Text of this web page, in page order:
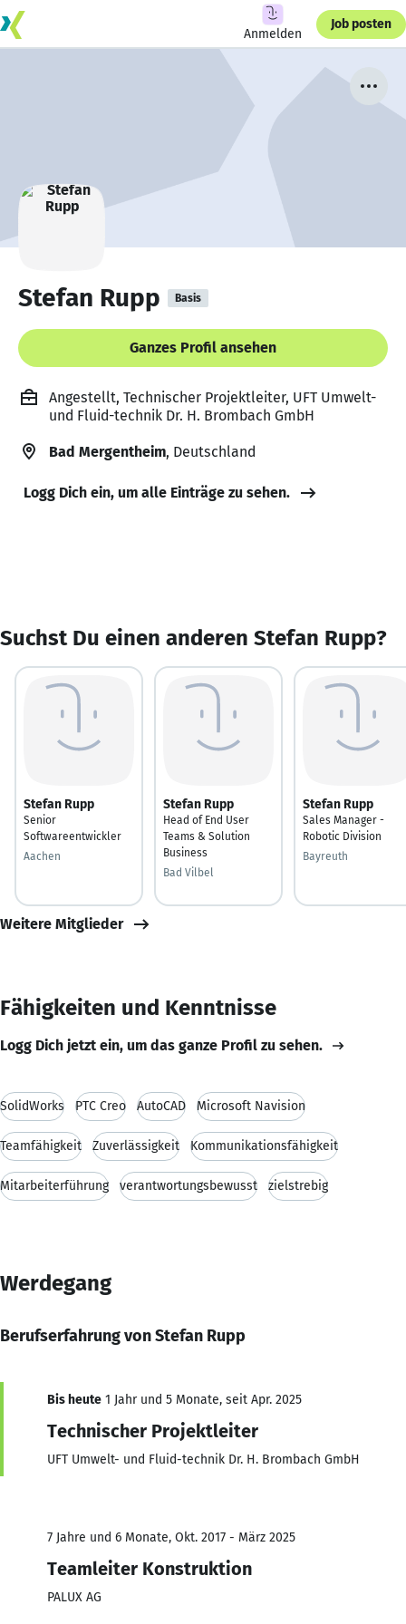
Anmelden
Job posten
Stefan Rupp Basis
Ganzes Profil ansehen
Angestellt, Technischer Projektleiter, UFT Umwelt-
und Fluid-technik Dr. H. Brombach GmbH
Bad Mergentheim, Deutschland
Logg Dich ein, um alle Einträge zu sehen.
Suchst Du einen anderen Stefan Rupp?
Stefan Rupp
Senior
Softwareentwickler
Aachen
Stefan Rupp
Head of End User
Teams & Solution
Business
Bad Vilbel
Stefan Rupp
Sales Manager -
Robotic Division
Bayreuth
Weitere Mitglieder
Fähigkeiten und Kenntnisse
Logg Dich jetzt ein, um das ganze Profil zu sehen.
SolidWorks PTC Creo AutoCAD Microsoft Navision
Teamfähigkeit Zuverlässigkeit Kommunikationsfähigkeit
Mitarbeiterführung verantwortungsbewusst zielstrebig
Werdegang
Berufserfahrung von Stefan Rupp
Bis heute 1 Jahr und 5 Monate, seit Apr. 2025
Technischer Projektleiter
UFT Umwelt- und Fluid-technik Dr. H. Brombach GmbH
7 Jahre und 6 Monate, Okt. 2017 - März 2025
Teamleiter Konstruktion
PALUX AG